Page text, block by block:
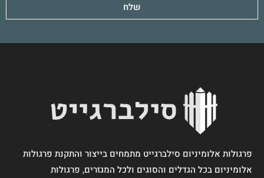
שלח
פרגולות אלומיניום סילברגייט מתמחים בייצור והתקנת פרגולות
אלומיניום בכל הגדלים והסוגים ולכל המגזרים, פרגולות